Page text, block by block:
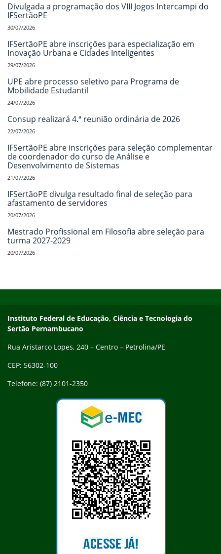
Divulgada a programação dos VIII Jogos Intercampi do
IFSertãoPE
30/07/2026
IFSertãoPE abre inscrições para especialização em
Inovação Urbana e Cidades Inteligentes
29/07/2026
UPE abre processo seletivo para Programa de
Mobilidade Estudantil
24/07/2026
Consup realizará 4.ª reunião ordinária de 2026
22/07/2026
IFSertãoPE abre inscrições para seleção complementar
de coordenador do curso de Análise e
Desenvolvimento de Sistemas
21/07/2026
IFSertãoPE divulga resultado final de seleção para
afastamento de servidores
20/07/2026
Mestrado Profissional em Filosofia abre seleção para
turma 2027-2029
20/07/2026
Endereço
Instituto Federal de Educação, Ciência e Tecnologia do
Sertão Pernambucano
Rua Aristarco Lopes, 240 – Centro – Petrolina/PE
CEP: 56302-100
Telefone: (87) 2101-2350